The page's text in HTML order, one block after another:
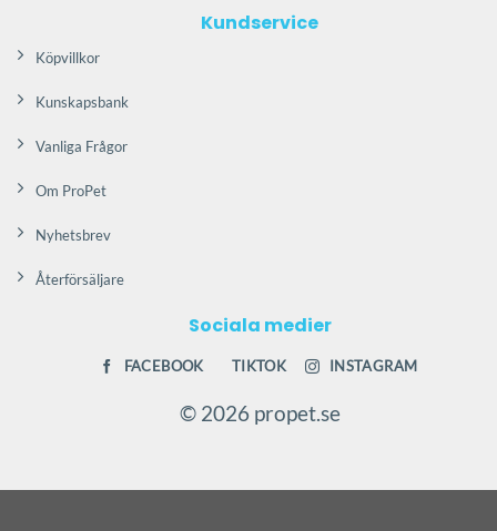
Kundservice
Köpvillkor
Kunskapsbank
Vanliga Frågor
Om ProPet
Nyhetsbrev
Återförsäljare
Sociala medier
FACEBOOK TIKTOK INSTAGRAM
© 2026 propet.se